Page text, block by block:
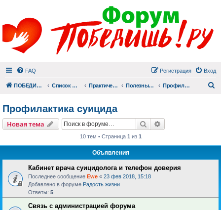
FAQ Вход
Регистрация
ПОБЕДИШЬ.РУ Список форумов Практический раздел Полезные материалы Профилактика суицида
Профилактика суицида
Новая тема Поиск
10 тем • Страница 1 из 1
Объявления
Кабинет врача суицидолога и телефон доверия
Последнее сообщение Ewe « 23 фев 2018, 15:18
Добавлено в форуме Радость жизни
Ответы: 5
Связь с администрацией форума